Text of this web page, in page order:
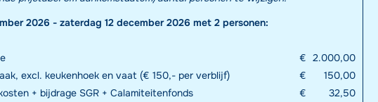
2026 - zaterdag 12 december 2026 met 2 personen:
€ 2.000,00
excl. keukenhoek en vaat (€ 150,- per verblijf) €
150,00
+ bijdrage SGR + Calamiteitenfonds € 32,50